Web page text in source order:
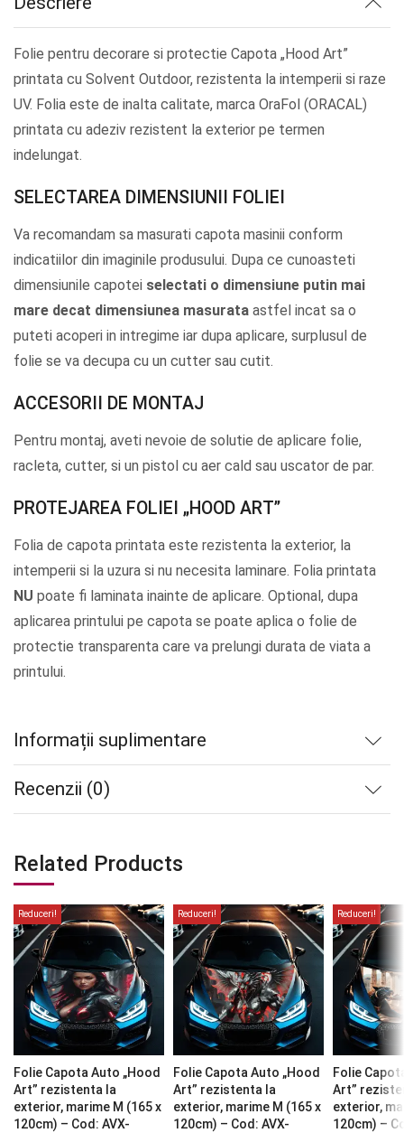
Folie pentru decorare si protectie Capota „Hood Art”
printata cu Solvent Outdoor, rezistenta la intemperii si raze
UV. Folia este de inalta calitate, marca OraFol (ORACAL)
printata cu adeziv rezistent la exterior pe termen
indelungat.
SELECTAREA DIMENSIUNII FOLIEI
Va recomandam sa masurati capota masinii conform
indicatiilor din imaginile produsului. Dupa ce cunoasteti
dimensiunile capotei selectati o dimensiune putin mai
mare decat dimensiunea masurata astfel incat sa o
puteti acoperi in intregime iar dupa aplicare, surplusul de
folie se va decupa cu un cutter sau cutit.
ACCESORII DE MONTAJ
Pentru montaj, aveti nevoie de solutie de aplicare folie,
racleta, cutter, si un pistol cu aer cald sau uscator de par.
PROTEJAREA FOLIEI „HOOD ART”
Folia de capota printata este rezistenta la exterior, la
intemperii si la uzura si nu necesita laminare. Folia printata
NU poate fi laminata inainte de aplicare. Optional, dupa
aplicarea printului pe capota se poate aplica o folie de
protectie transparenta care va prelungi durata de viata a
printului.
Informații suplimentare
Recenzii (0)
Related Products
Reduceri!
Folie Capota Auto „Hood
Art” rezistenta la
exterior, marime M (165 x
120cm) – Cod: AVX-
Reduceri!
Folie Capota Auto „Hood
Art” rezistenta la
exterior, marime M (165 x
120cm) – Cod: AVX-
Reduceri!
Folie
Art”
exterior,
120cm) –